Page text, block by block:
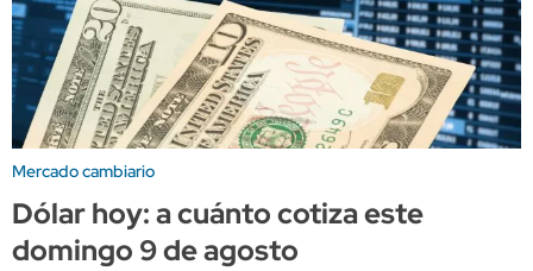
Mercado cambiario
Dólar hoy: a cuánto cotiza este
domingo 9 de agosto